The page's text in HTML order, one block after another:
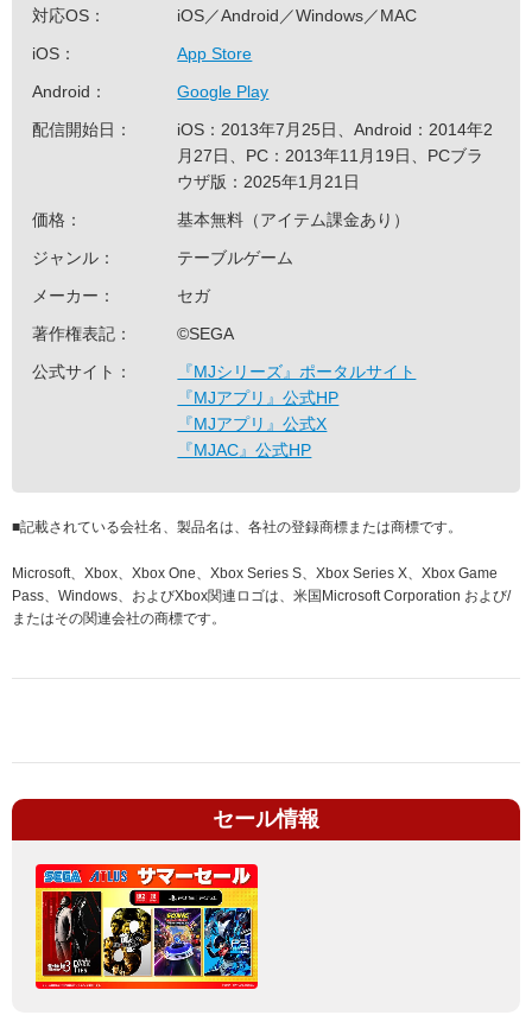
対応OS：
iOS／Android／Windows／MAC
iOS：
App Store
Android：
Google Play
配信開始日：
iOS：2013年7月25日、Android：2014年2
月27日、PC：2013年11月19日、PCブラ
ウザ版：2025年1月21日
価格：
基本無料（アイテム課金あり）
ジャンル：
テーブルゲーム
メーカー：
セガ
著作権表記：
©SEGA
公式サイト：
『MJシリーズ』ポータルサイト
『MJアプリ』公式HP
『MJアプリ』公式X
『MJAC』公式HP
■記載されている会社名、製品名は、各社の登録商標または商標です。
Microsoft、Xbox、Xbox One、Xbox Series S、Xbox Series X、Xbox Game
Pass、Windows、およびXbox関連ロゴは、米国Microsoft Corporation および/
またはその関連会社の商標です。
セール情報